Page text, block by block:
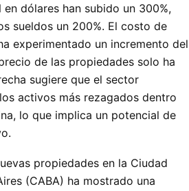
dólares han subido un 300%,
sueldos un 200%. El costo de
experimentado un incremento del
de las propiedades solo ha
sugiere que el sector
activos más rezagados dentro
lo que implica un potencial de
propiedades en la Ciudad
(CABA) ha mostrado una